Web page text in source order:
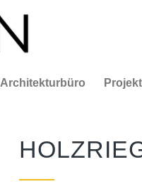
Architekturbüro